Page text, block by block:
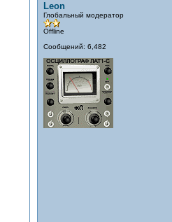
Leon
Глобальный модератор
Offline
Сообщений: 6,482